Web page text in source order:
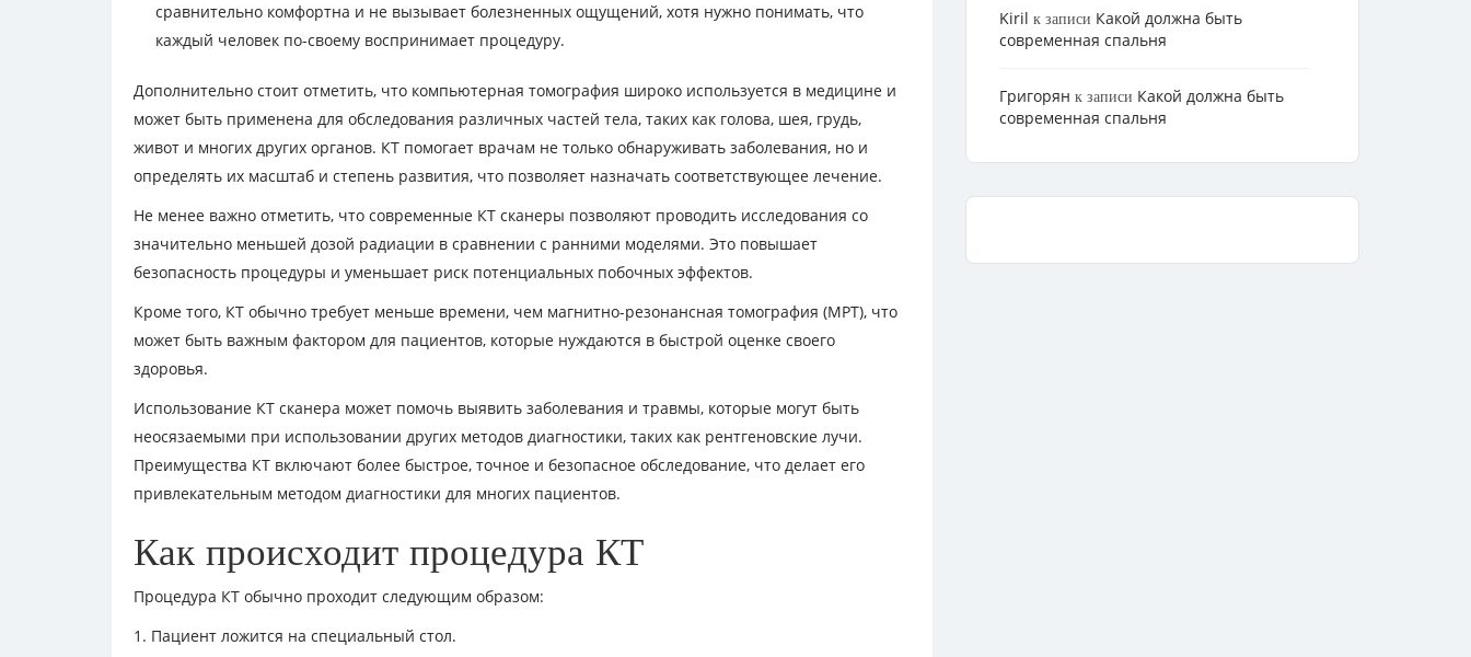
сравнительно комфортна и не вызывает болезненных ощущений, хотя нужно понимать, что
каждый человек по-своему воспринимает процедуру.
Дополнительно стоит отметить, что компьютерная томография широко используется в медицине и
может быть применена для обследования различных частей тела, таких как голова, шея, грудь,
живот и многих других органов. КТ помогает врачам не только обнаруживать заболевания, но и
определять их масштаб и степень развития, что позволяет назначать соответствующее лечение.
Не менее важно отметить, что современные КТ сканеры позволяют проводить исследования со
значительно меньшей дозой радиации в сравнении с ранними моделями. Это повышает
безопасность процедуры и уменьшает риск потенциальных побочных эффектов.
Кроме того, КТ обычно требует меньше времени, чем магнитно-резонансная томография (МРТ), что
может быть важным фактором для пациентов, которые нуждаются в быстрой оценке своего
здоровья.
Использование КТ сканера может помочь выявить заболевания и травмы, которые могут быть
неосязаемыми при использовании других методов диагностики, таких как рентгеновские лучи.
Преимущества КТ включают более быстрое, точное и безопасное обследование, что делает его
привлекательным методом диагностики для многих пациентов.
Как происходит процедура КТ
Процедура КТ обычно проходит следующим образом:
1. Пациент ложится на специальный стол.
Kiril к записи Какой должна быть
современная спальня
Григорян к записи Какой должна быть
современная спальня